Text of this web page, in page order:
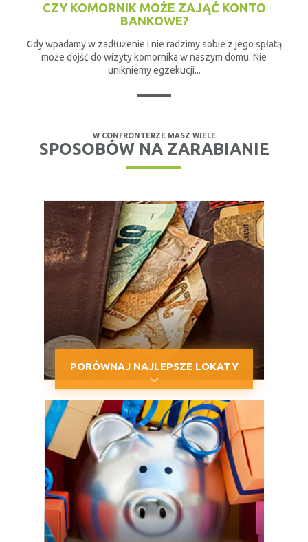
CZY KOMORNIK MOŻE ZAJĄĆ KONTO
BANKOWE?
Gdy wpadamy w zadłużenie i nie radzimy sobie z jego spłatą
może dojść do wizyty komornika w naszym domu. Nie
unikniemy egzekucji...
W CONFRONTERZE MASZ WIELE
SPOSOBÓW NA ZARABIANIE
PORÓWNAJ NAJLEPSZE LOKATY